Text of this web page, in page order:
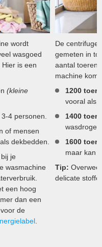
wordt
wasgoed
is een
(kleine
4 personen.
of mensen
dekbedden.
je
wasmachine
een hoog
dan een
de
De
gemeten in
aantal
machine
1200
vooral als
1400
wasdroger
1600
maar kan
Tip:
delicate